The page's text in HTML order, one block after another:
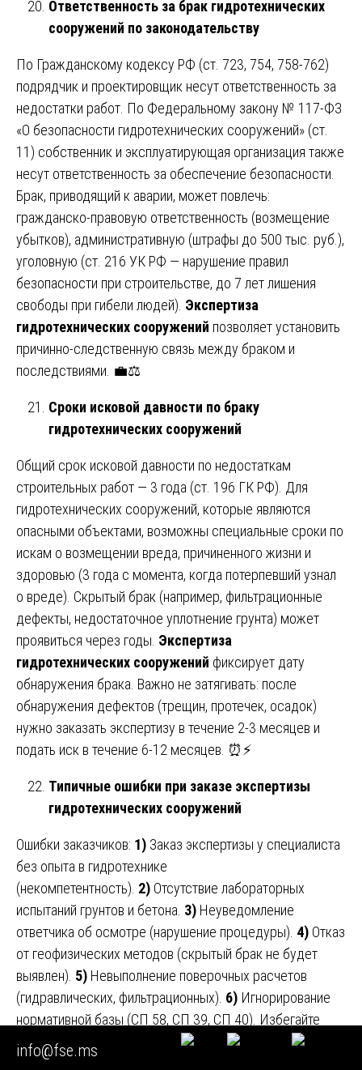
Ответственность за брак гидротехнических
сооружений по законодательству
По Гражданскому кодексу РФ (ст. 723, 754, 758-762)
подрядчик и проектировщик несут ответственность за
недостатки работ. По Федеральному закону № 117-ФЗ
«О безопасности гидротехнических сооружений» (ст.
11) собственник и эксплуатирующая организация также
несут ответственность за обеспечение безопасности.
Брак, приводящий к аварии, может повлечь:
гражданско-правовую ответственность (возмещение
убытков), административную (штрафы до 500 тыс. руб.),
уголовную (ст. 216 УК РФ — нарушение правил
безопасности при строительстве, до 7 лет лишения
свободы при гибели людей). Экспертиза
гидротехнических сооружений позволяет установить
причинно-следственную связь между браком и
последствиями. 💼⚖️
Сроки исковой давности по браку
гидротехнических сооружений
Общий срок исковой давности по недостаткам
строительных работ — 3 года (ст. 196 ГК РФ). Для
гидротехнических сооружений, которые являются
опасными объектами, возможны специальные сроки по
искам о возмещении вреда, причиненного жизни и
здоровью (3 года с момента, когда потерпевший узнал
о вреде). Скрытый брак (например, фильтрационные
дефекты, недостаточное уплотнение грунта) может
проявиться через годы. Экспертиза
гидротехнических сооружений фиксирует дату
обнаружения брака. Важно не затягивать: после
обнаружения дефектов (трещин, протечек, осадок)
нужно заказать экспертизу в течение 2-3 месяцев и
подать иск в течение 6-12 месяцев. ⏰⚡
Типичные ошибки при заказе экспертизы
гидротехнических сооружений
Ошибки заказчиков: 1) Заказ экспертизы у специалиста
без опыта в гидротехнике
(некомпетентность). 2) Отсутствие лабораторных
испытаний грунтов и бетона. 3) Неуведомление
ответчика об осмотре (нарушение процедуры). 4) Отказ
от геофизических методов (скрытый брак не будет
выявлен). 5) Невыполнение поверочных расчетов
(гидравлических, фильтрационных). 6) Игнорирование
нормативной базы (СП 58, СП 39, СП 40). Избегайте
этих ошибок — доверяйте только профильным
экспертам. 🚫✅
info@fse.ms